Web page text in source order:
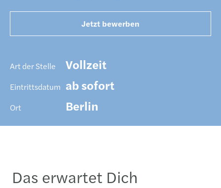
Jetzt bewerben
Art der Stelle Vollzeit
Eintrittsdatum ab sofort
Ort Berlin
Das erwartet Dich